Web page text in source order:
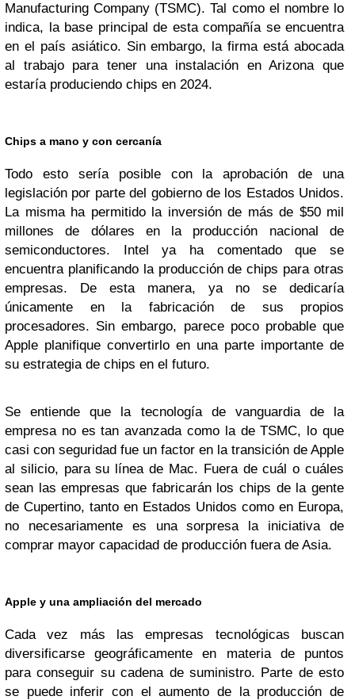
Manufacturing Company (TSMC). Tal como el nombre lo
indica, la base principal de esta compañía se encuentra
en el país asiático. Sin embargo, la firma está abocada
al trabajo para tener una instalación en Arizona que
estaría produciendo chips en 2024.
Chips a mano y con cercanía
Todo esto sería posible con la aprobación de una
legislación por parte del gobierno de los Estados Unidos.
La misma ha permitido la inversión de más de $50 mil
millones de dólares en la producción nacional de
semiconductores. Intel ya ha comentado que se
encuentra planificando la producción de chips para otras
empresas. De esta manera, ya no se dedicaría
únicamente en la fabricación de sus propios
procesadores. Sin embargo, parece poco probable que
Apple planifique convertirlo en una parte importante de
su estrategia de chips en el futuro.
Se entiende que la tecnología de vanguardia de la
empresa no es tan avanzada como la de TSMC, lo que
casi con seguridad fue un factor en la transición de Apple
al silicio, para su línea de Mac. Fuera de cuál o cuáles
sean las empresas que fabricarán los chips de la gente
de Cupertino, tanto en Estados Unidos como en Europa,
no necesariamente es una sorpresa la iniciativa de
comprar mayor capacidad de producción fuera de Asia.
Apple y una ampliación del mercado
Cada vez más las empresas tecnológicas buscan
diversificarse geográficamente en materia de puntos
para conseguir su cadena de suministro. Parte de esto
se puede inferir con el aumento de la producción de